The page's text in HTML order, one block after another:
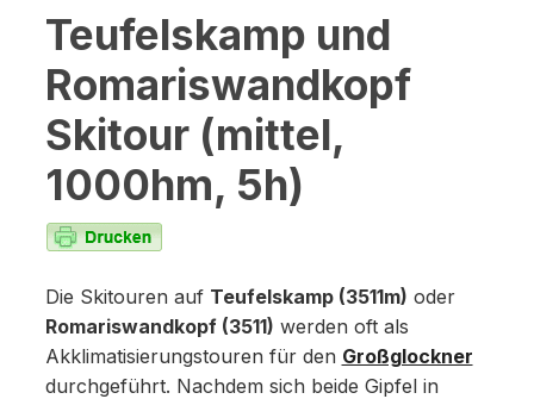
Teufelskamp und
Romariswandkopf
Skitour (mittel,
1000hm, 5h)
Die Skitouren auf Teufelskamp (3511m) oder
Romariswandkopf (3511) werden oft als
Akklimatisierungstouren für den Großglockner
durchgeführt. Nachdem sich beide Gipfel in